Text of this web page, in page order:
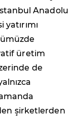
Anadolu
üretim
de
şirketlerden